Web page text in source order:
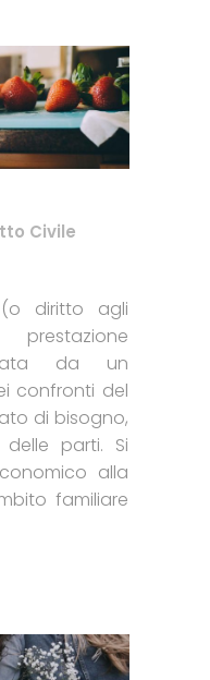
Civile
(o diritto agli
da un
confronti del
di bisogno,
parti. Si
alla
familiare